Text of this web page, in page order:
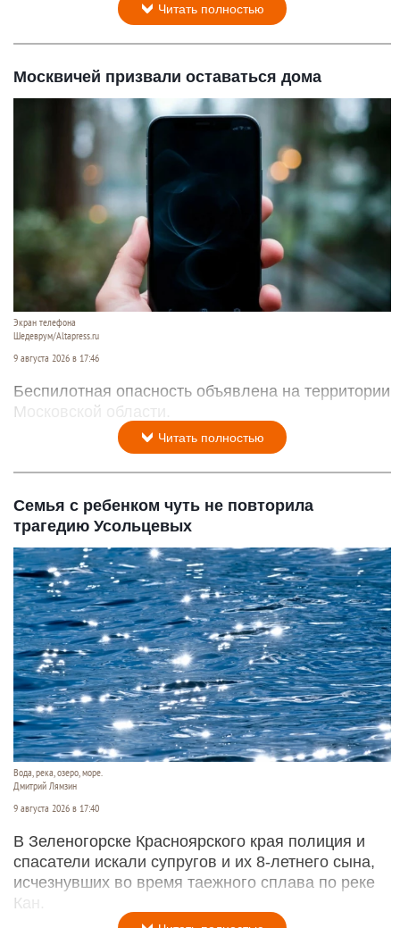
Читать полностью
Москвичей призвали оставаться дома
Экран телефона
Шедеврум/Altapress.ru
9 августа 2026 в 17:46
Беспилотная опасность объявлена на территории
Московской области.
Читать полностью
Семья с ребенком чуть не повторила
трагедию Усольцевых
Вода, река, озеро, море.
Дмитрий Лямзин
9 августа 2026 в 17:40
В Зеленогорске Красноярского края полиция и
спасатели искали супругов и их 8-летнего сына,
исчезнувших во время таежного сплава по реке
Кан.